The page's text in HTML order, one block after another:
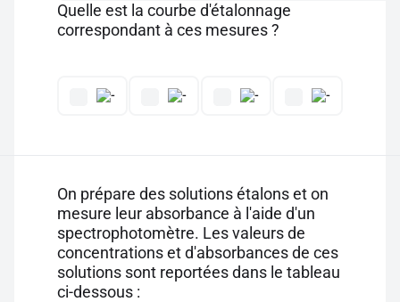
Quelle est la courbe d'étalonnage
correspondant à ces mesures ?
On prépare des solutions étalons et on
mesure leur absorbance à l'aide d'un
spectrophotomètre. Les valeurs de
concentrations et d'absorbances de ces
solutions sont reportées dans le tableau
ci-dessous :